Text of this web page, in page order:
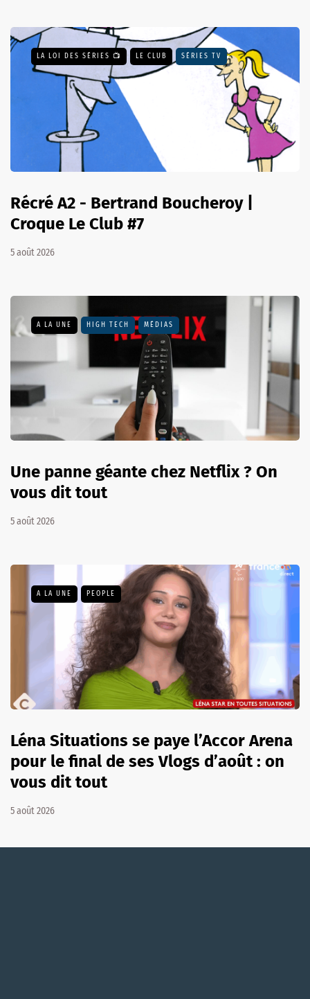
LA LOI DES SÉRIES 📺 LE CLUB SÉRIES TV
Récré A2 - Bertrand Boucheroy |
Croque Le Club #7
5 août 2026
A LA UNE HIGH TECH MÉDIAS
Une panne géante chez Netflix ? On
vous dit tout
5 août 2026
A LA UNE PEOPLE
Léna Situations se paye l’Accor Arena
pour le final de ses Vlogs d’août : on
vous dit tout
5 août 2026